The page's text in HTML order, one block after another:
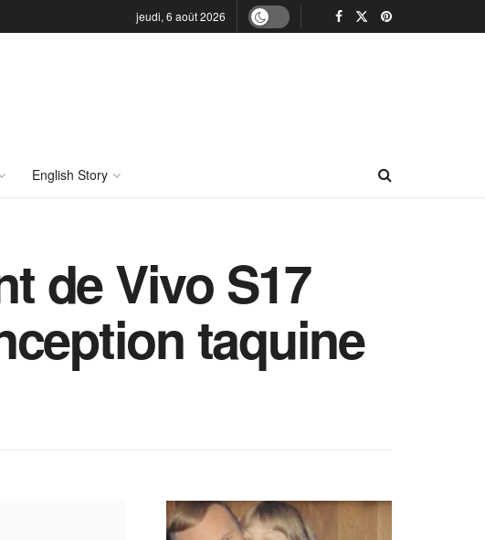
jeudi, 6 août 2026
English Story
de Vivo S17
taquine